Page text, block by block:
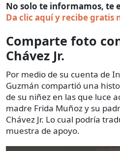
No solo te informamos, te
Da clic aquí y recibe
Comparte foto
Chávez Jr.
Por medio de su cuenta de
Guzmán compartió una
de su niñez en las que luce
madre Frida Muñoz y su
Chávez Jr. Lo cual podría
muestra de apoyo.